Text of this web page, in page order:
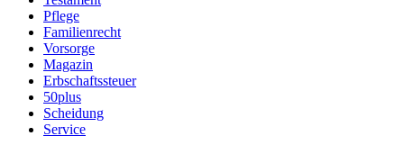
Pflege
Familienrecht
Vorsorge
Magazin
Erbschaftssteuer
50plus
Scheidung
Service